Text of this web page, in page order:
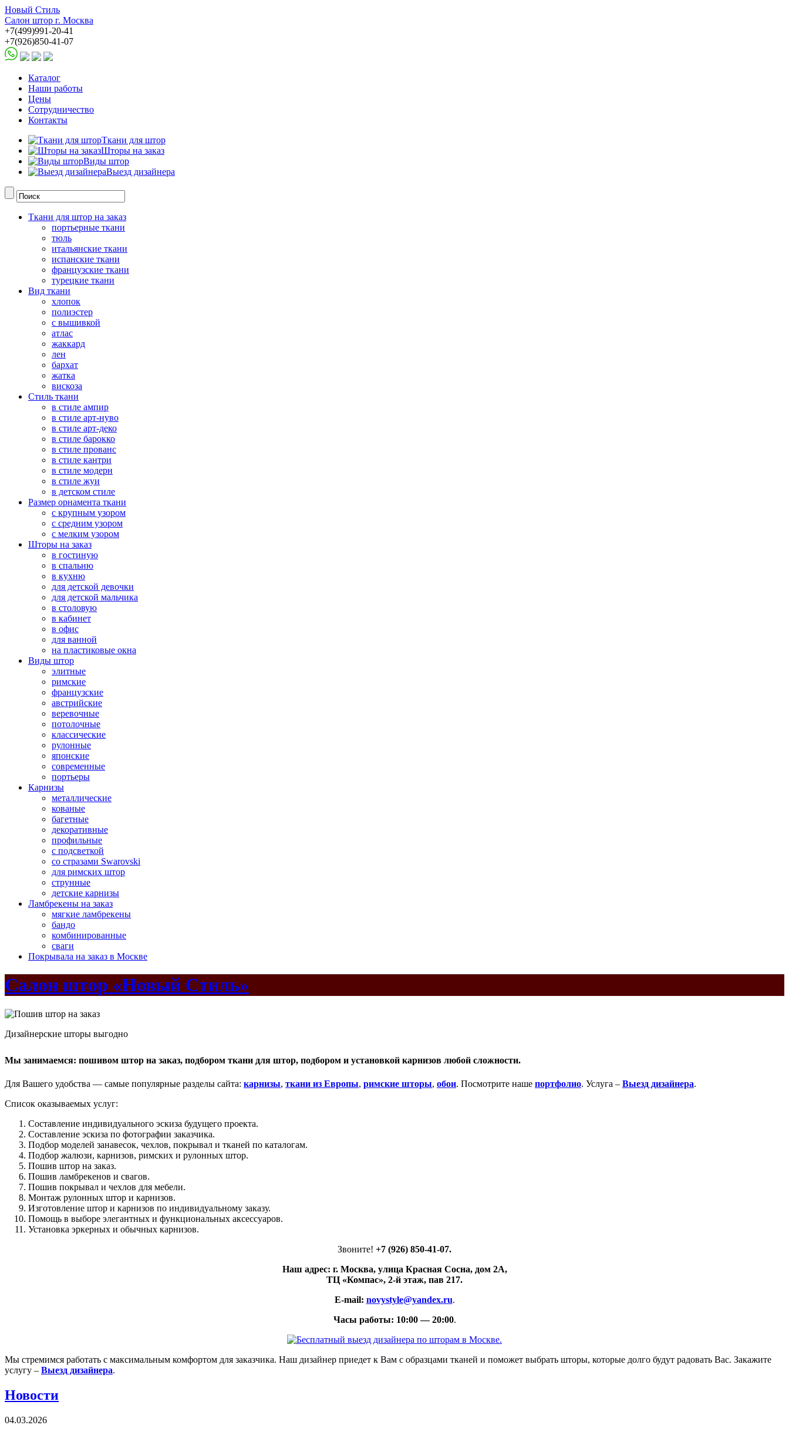
Новый Стиль
Салон штор г. Москва
+7(499)991-20-41
+7(926)850-41-07
Каталог
Наши работы
Цены
Сотрудничество
Контакты
Ткани для штор
Шторы на заказ
Виды штор
Выезд дизайнера
Ткани для штор на заказ
портьерные ткани
тюль
итальянские ткани
испанские ткани
французские ткани
турецкие ткани
Вид ткани
хлопок
полиэстер
с вышивкой
атлас
жаккард
лен
бархат
жатка
вискоза
Стиль ткани
в стиле ампир
в стиле арт-нуво
в стиле арт-деко
в стиле барокко
в стиле прованс
в стиле кантри
в стиле модерн
в стиле жуи
в детском стиле
Размер орнамента ткани
с крупным узором
с средним узором
с мелким узором
Шторы на заказ
в гостиную
в спальню
в кухню
для детской девочки
для детской мальчика
в столовую
в кабинет
в офис
для ванной
на пластиковые окна
Виды штор
элитные
римские
французские
австрийские
веревочные
потолочные
классические
рулонные
японские
современные
портьеры
Карнизы
металлические
кованые
багетные
декоративные
профильные
с подсветкой
со стразами Swarovski
для римских штор
струнные
детские карнизы
Ламбрекены на заказ
мягкие ламбрекены
бандо
комбинированные
сваги
Покрывала на заказ в Москве
Салон штор «Новый Стиль»
Дизайнерские шторы выгодно
Мы занимаемся: пошивом штор на заказ, подбором ткани для штор, подбором и установкой карнизов любой сложности.
Для Вашего удобства — самые популярные разделы сайта: карнизы, ткани из Европы, римские шторы, обои. Посмотрите наше портфолио. Услуга – Выезд дизайнера.
Список оказываемых услуг:
Составление индивидуального эскиза будущего проекта.
Составление эскиза по фотографии заказчика.
Подбор моделей занавесок, чехлов, покрывал и тканей по каталогам.
Подбор жалюзи, карнизов, римских и рулонных штор.
Пошив штор на заказ.
Пошив ламбрекенов и свагов.
Пошив покрывал и чехлов для мебели.
Монтаж рулонных штор и карнизов.
Изготовление штор и карнизов по индивидуальному заказу.
Помощь в выборе элегантных и функциональных аксессуаров.
Установка эркерных и обычных карнизов.
Звоните! +7 (926) 850-41-07.
Наш адрес: г. Москва, улица Красная Сосна, дом 2А,
ТЦ «Компас», 2-й этаж, пав 217.
E-mail: novystyle@yandex.ru.
Часы работы: 10:00 — 20:00.
Мы стремимся работать с максимальным комфортом для заказчика. Наш дизайнер приедет к Вам с образцами тканей и поможет выбрать шторы, которые долго будут радовать Вас. Закажите
услугу – Выезд дизайнера.
Новости
04.03.2026